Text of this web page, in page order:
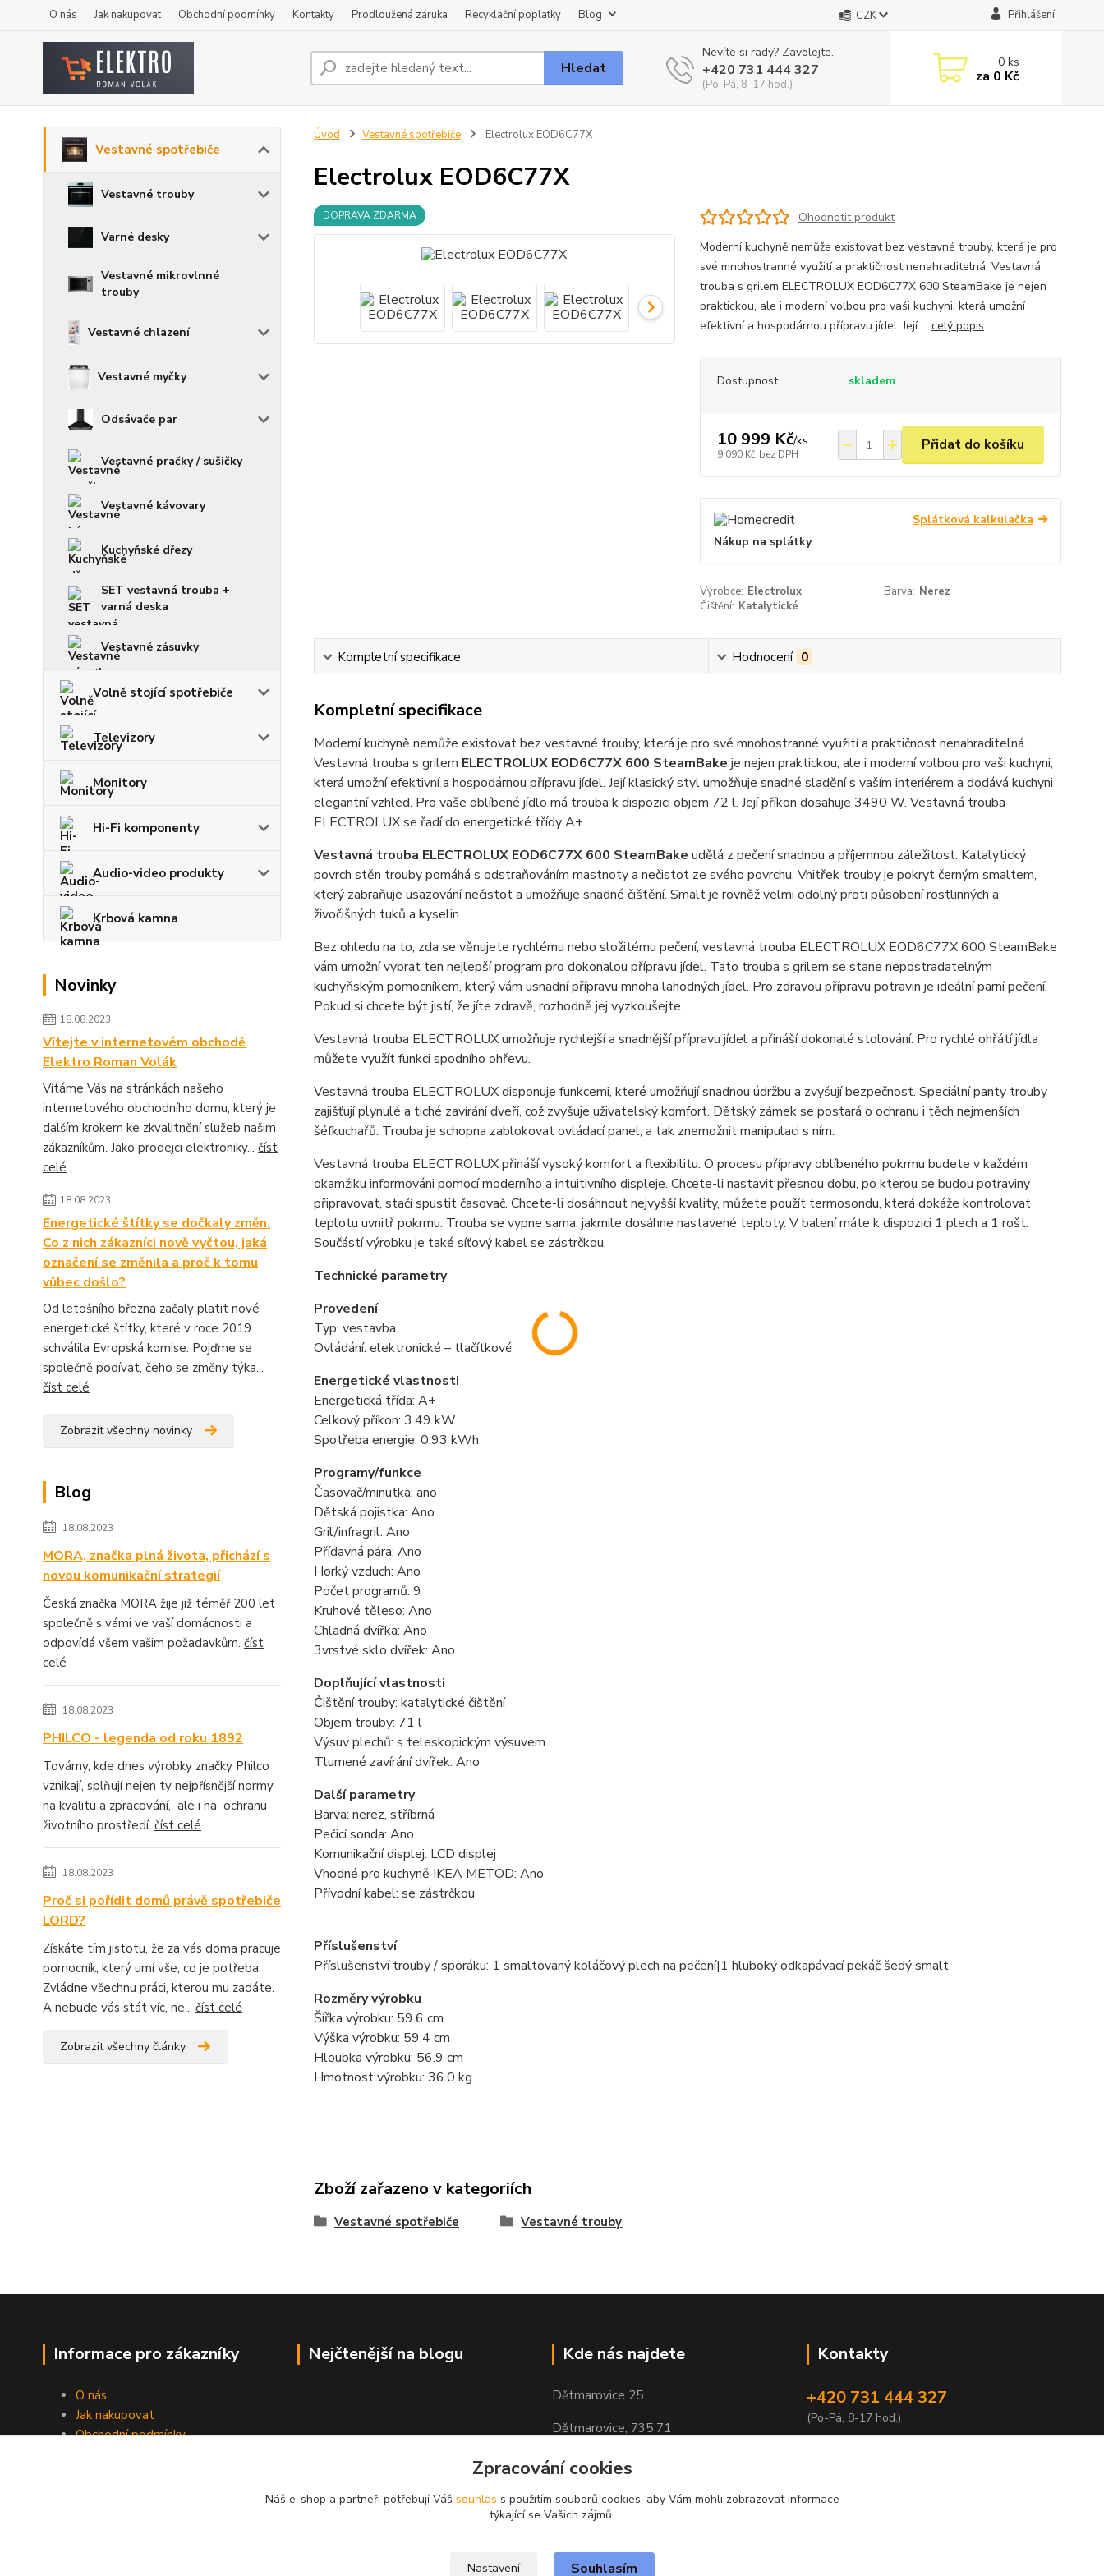
O nás Jak nakupovat Obchodní podmínky Kontakty Prodloužená záruka Recyklační poplatky Blog CZK Přihlášení
Hledat
Nevíte si rady? Zavolejte.
+420 731 444 327
(Po-Pá, 8-17 hod.)
0ks
za 0 Kč
Vestavné spotřebiče
Vestavné trouby
Varné desky
Vestavné mikrovlnné
trouby
Vestavné chlazení
Vestavné myčky
Odsávače par
Vestavné pračky / sušičky
Vestavné kávovary
Kuchyňské dřezy
SET vestavná trouba +
varná deska
Vestavné zásuvky
Volně stojící spotřebiče
Televizory
Monitory
Hi-Fi komponenty
Audio-video produkty
Krbová kamna
Novinky
18.08.2023
Vítejte v internetovém obchodě
Elektro Roman Volák
Vítáme Vás na stránkách našeho
internetového obchodního domu, který je
dalším krokem ke zkvalitnění služeb našim
zákazníkům. Jako prodejci elektroniky... číst
celé
18.08.2023
Energetické štítky se dočkaly změn.
Co z nich zákazníci nově vyčtou, jaká
označení se změnila a proč k tomu
vůbec došlo?
Od letošního března začaly platit nové
energetické štítky, které v roce 2019
schválila Evropská komise. Pojďme se
společně podívat, čeho se změny týka...
číst celé
Zobrazit všechny novinky
Blog
18.08.2023
MORA, značka plná života, přichází s
novou komunikační strategií
Česká značka MORA žije již téměř 200 let
společně s vámi ve vaší domácnosti a
odpovídá všem vašim požadavkům. číst
celé
18.08.2023
PHILCO - legenda od roku 1892
Továrny, kde dnes výrobky značky Philco
vznikají, splňují nejen ty nejpřísnější normy
na kvalitu a zpracování, ale i na ochranu
životního prostředí. číst celé
18.08.2023
Proč si pořídit domů právě spotřebiče
LORD?
Získáte tím jistotu, že za vás doma pracuje
pomocník, který umí vše, co je potřeba.
Zvládne všechnu práci, kterou mu zadáte.
A nebude vás stát víc, ne... číst celé
Zobrazit všechny články
Úvod Vestavné spotřebiče Electrolux EOD6C77X
Electrolux EOD6C77X
DOPRAVA ZDARMA
Ohodnotit produkt
Moderní kuchyně nemůže existovat bez vestavné trouby, která je pro
své mnohostranné využití a praktičnost nenahraditelná. Vestavná
trouba s grilem ELECTROLUX EOD6C77X 600 SteamBake je nejen
praktickou, ale i moderní volbou pro vaši kuchyni, která umožní
efektivní a hospodárnou přípravu jídel. Její ... celý popis
Dostupnost skladem
10 999 Kč/ks
9 090 Kč bez DPH
Přidat do košíku
Splátková kalkulačka
Nákup na splátky
Výrobce: Electrolux Barva: Nerez
Čištění: Katalytické
Kompletní specifikace Hodnocení 0
Kompletní specifikace
Moderní kuchyně nemůže existovat bez vestavné trouby, která je pro své mnohostranné využití a praktičnost nenahraditelná.
Vestavná trouba s grilem ELECTROLUX EOD6C77X 600 SteamBake je nejen praktickou, ale i moderní volbou pro vaši kuchyni,
která umožní efektivní a hospodárnou přípravu jídel. Její klasický styl umožňuje snadné sladění s vaším interiérem a dodává kuchyni
elegantní vzhled. Pro vaše oblíbené jídlo má trouba k dispozici objem 72 l. Její příkon dosahuje 3490 W. Vestavná trouba
ELECTROLUX se řadí do energetické třídy A+.
Vestavná trouba ELECTROLUX EOD6C77X 600 SteamBake udělá z pečení snadnou a příjemnou záležitost. Katalytický
povrch stěn trouby pomáhá s odstraňováním mastnoty a nečistot ze svého povrchu. Vnitřek trouby je pokryt černým smaltem,
který zabraňuje usazování nečistot a umožňuje snadné čištění. Smalt je rovněž velmi odolný proti působení rostlinných a
živočišných tuků a kyselin.
Bez ohledu na to, zda se věnujete rychlému nebo složitému pečení, vestavná trouba ELECTROLUX EOD6C77X 600 SteamBake
vám umožní vybrat ten nejlepší program pro dokonalou přípravu jídel. Tato trouba s grilem se stane nepostradatelným
kuchyňským pomocníkem, který vám usnadní přípravu mnoha lahodných jídel. Pro zdravou přípravu potravin je ideální parní pečení.
Pokud si chcete být jistí, že jíte zdravě, rozhodně jej vyzkoušejte.
Vestavná trouba ELECTROLUX umožňuje rychlejší a snadnější přípravu jídel a přináší dokonalé stolování. Pro rychlé ohřátí jídla
můžete využít funkci spodního ohřevu.
Vestavná trouba ELECTROLUX disponuje funkcemi, které umožňují snadnou údržbu a zvyšují bezpečnost. Speciální panty trouby
zajišťují plynulé a tiché zavírání dveří, což zvyšuje uživatelský komfort. Dětský zámek se postará o ochranu i těch nejmenších
šéfkuchařů. Trouba je schopna zablokovat ovládací panel, a tak znemožnit manipulaci s ním.
Vestavná trouba ELECTROLUX přináší vysoký komfort a flexibilitu. O procesu přípravy oblíbeného pokrmu budete v každém
okamžiku informováni pomocí moderního a intuitivního displeje. Chcete-li nastavit přesnou dobu, po kterou se budou potraviny
připravovat, stačí spustit časovač. Chcete-li dosáhnout nejvyšší kvality, můžete použít termosondu, která dokáže kontrolovat
teplotu uvnitř pokrmu. Trouba se vypne sama, jakmile dosáhne nastavené teploty. V balení máte k dispozici 1 plech a 1 rošt.
Součástí výrobku je také síťový kabel se zástrčkou.
Technické parametry
Provedení
Typ: vestavba
Ovládání: elektronické – tlačítkové
Energetické vlastnosti
Energetická třída: A+
Celkový příkon: 3.49 kW
Spotřeba energie: 0.93 kWh
Programy/funkce
Časovač/minutka: ano
Dětská pojistka: Ano
Gril/infragril: Ano
Přídavná pára: Ano
Horký vzduch: Ano
Počet programů: 9
Kruhové těleso: Ano
Chladná dvířka: Ano
3vrstvé sklo dvířek: Ano
Doplňující vlastnosti
Čištění trouby: katalytické čištění
Objem trouby: 71 l
Výsuv plechů: s teleskopickým výsuvem
Tlumené zavírání dvířek: Ano
Další parametry
Barva: nerez, stříbrná
Pečicí sonda: Ano
Komunikační displej: LCD displej
Vhodné pro kuchyně IKEA METOD: Ano
Přívodní kabel: se zástrčkou
Příslušenství
Příslušenství trouby / sporáku: 1 smaltovaný koláčový plech na pečení|1 hluboký odkapávací pekáč šedý smalt
Rozměry výrobku
Šířka výrobku: 59.6 cm
Výška výrobku: 59.4 cm
Hloubka výrobku: 56.9 cm
Hmotnost výrobku: 36.0 kg
Zboží zařazeno v kategoriích
Vestavné spotřebiče Vestavné trouby
Informace pro zákazníky
O nás
Jak nakupovat
Obchodní podmínky
Nejčtenější na blogu Kde nás najdete
Dětmarovice 25
Dětmarovice, 735 71
Kontakty
+420 731 444 327
(Po-Pá, 8-17 hod.)
Zpracování cookies
Náš e-shop a partneři potřebují Váš souhlas s použitím souborů cookies, aby Vám mohli zobrazovat informace
týkající se Vašich zájmů.
Nastavení Souhlasím